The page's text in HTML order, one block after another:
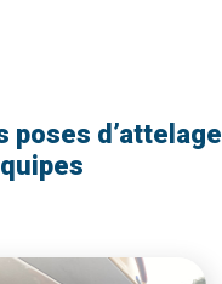
poses d’attelage